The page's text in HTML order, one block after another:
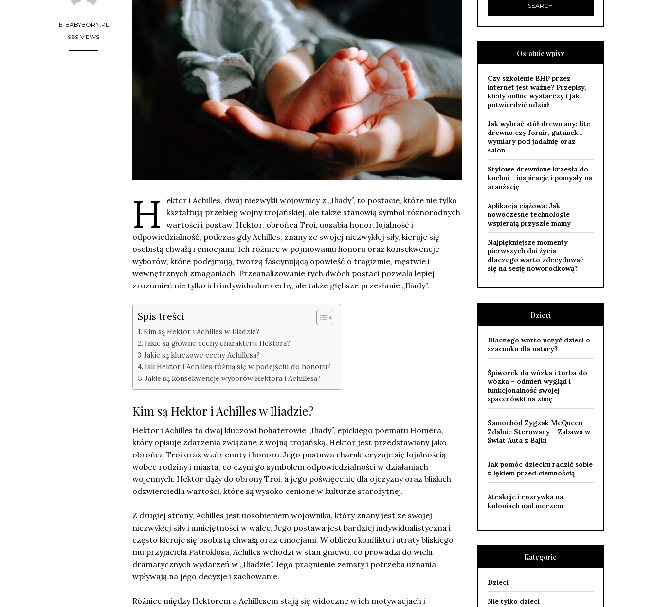
E-BABYBORN.PL
989 VIEWS
H
ektor i Achilles, dwaj niezwykli wojownicy z „Iliady”, to postacie, które nie tylko
kształtują przebieg wojny trojańskiej, ale także stanowią symbol różnorodnych
wartości i postaw. Hektor, obrońca Troi, uosabia honor, lojalność i
odpowiedzialność, podczas gdy Achilles, znany ze swojej niezwykłej siły, kieruje się
osobistą chwałą i emocjami. Ich różnice w pojmowaniu honoru oraz konsekwencje
wyborów, które podejmują, tworzą fascynującą opowieść o tragizmie, męstwie i
wewnętrznych zmaganiach. Przeanalizowanie tych dwóch postaci pozwala lepiej
zrozumieć nie tylko ich indywidualne cechy, ale także głębsze przesłanie „Iliady”.
Spis treści
Kim są Hektor i Achilles w Iliadzie?
Jakie są główne cechy charakteru Hektora?
Jakie są kluczowe cechy Achillesa?
Jak Hektor i Achilles różnią się w podejściu do honoru?
Jakie są konsekwencje wyborów Hektora i Achillesa?
Kim są Hektor i Achilles w Iliadzie?
Hektor i Achilles to dwaj kluczowi bohaterowie „Iliady”, epickiego poematu Homera,
który opisuje zdarzenia związane z wojną trojańską. Hektor jest przedstawiany jako
obrońca Troi oraz wzór cnoty i honoru. Jego postawa charakteryzuje się lojalnością
wobec rodziny i miasta, co czyni go symbolem odpowiedzialności w działaniach
wojennych. Hektor dąży do obrony Troi, a jego poświęcenie dla ojczyzny oraz bliskich
odzwierciedla wartości, które są wysoko cenione w kulturze starożytnej.
Z drugiej strony, Achilles jest uosobieniem wojownika, który znany jest ze swojej
niezwykłej siły i umiejętności w walce. Jego postawa jest bardziej indywidualistyczna i
często kieruje się osobistą chwałą oraz emocjami. W obliczu konfliktu i utraty bliskiego
mu przyjaciela Patroklosa, Achilles wchodzi w stan gniewu, co prowadzi do wielu
dramatycznych wydarzeń w „Iliadzie”. Jego pragnienie zemsty i potrzeba uznania
wpływają na jego decyzje i zachowanie.
Różnice między Hektorem a Achillesem stają się widoczne w ich motywacjach i
Ostatnie wpisy
Czy szkolenie BHP przez
internet jest ważne? Przepisy,
kiedy online wystarczy i jak
potwierdzić udział
Jak wybrać stół drewniany: lite
drewno czy fornir, gatunek i
wymiary pod jadalnię oraz
salon
Stylowe drewniane krzesła do
kuchni – inspiracje i pomysły na
aranżację
Aplikacja ciążowa: Jak
nowoczesne technologie
wspierają przyszłe mamy
Najpiękniejsze momenty
pierwszych dni życia –
dlaczego warto zdecydować
się na sesję noworodkową?
Dzieci
Dlaczego warto uczyć dzieci o
szacunku dla natury?
Śpiworek do wózka i torba do
wózka – odmień wygląd i
funkcjonalność swojej
spacerówki na zimę
Samochód Zygzak McQueen
Zdalnie Sterowany – Zabawa w
Świat Auta z Bajki
Jak pomóc dziecku radzić sobie
z lękiem przed ciemnością
Atrakcje i rozrywka na
koloniach nad morzem
Kategorie
Dzieci
Nie tylko dzieci